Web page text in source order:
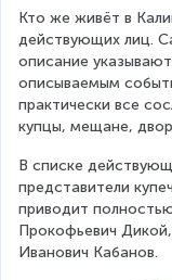
Кто же живёт в
действующих лиц.
описание
описываемым
практически все
купцы, мещане,
В списке
представители
приводит
Прокофьевич
Иванович Кабанов.